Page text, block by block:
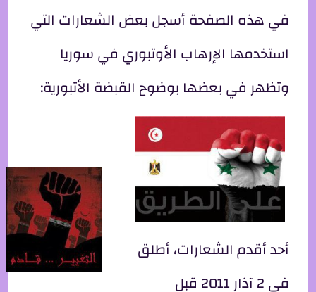
في هذه الصفحة أسجل بعض الشعارات التي
استخدمها الإرهاب الأوتبوري في سوريا
وتظهر في بعضها بوضوح القبضة الأتبورية:
أحد أقدم الشعارات، أطلق
في 2 آذار 2011 قبل